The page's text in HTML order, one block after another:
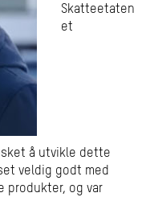
Skatteetaten
et
å utvikle dette
veldig godt med
produkter, og var